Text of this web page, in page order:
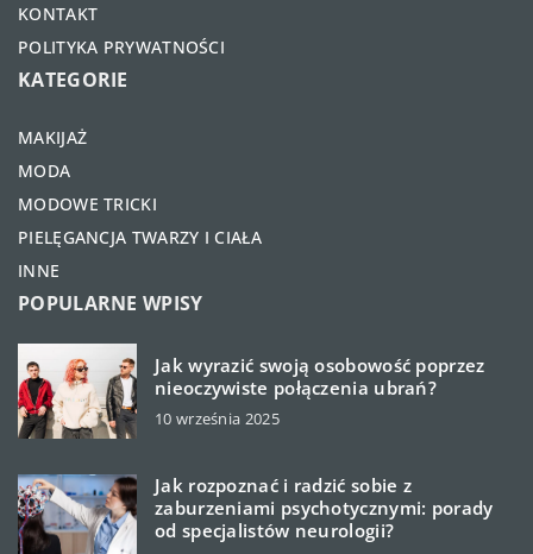
KONTAKT
POLITYKA PRYWATNOŚCI
KATEGORIE
MAKIJAŻ
MODA
MODOWE TRICKI
PIELĘGANCJA TWARZY I CIAŁA
INNE
POPULARNE WPISY
Jak wyrazić swoją osobowość poprzez
nieoczywiste połączenia ubrań?
10 września 2025
Jak rozpoznać i radzić sobie z
zaburzeniami psychotycznymi: porady
od specjalistów neurologii?